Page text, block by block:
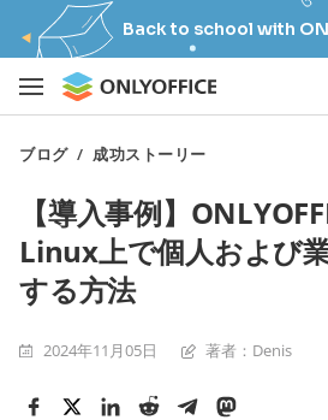
Back to school with
ブログ/成功ストーリー
【導入事例】
Linux上で個人および
する方法
2024年11月05日 著者：Denis